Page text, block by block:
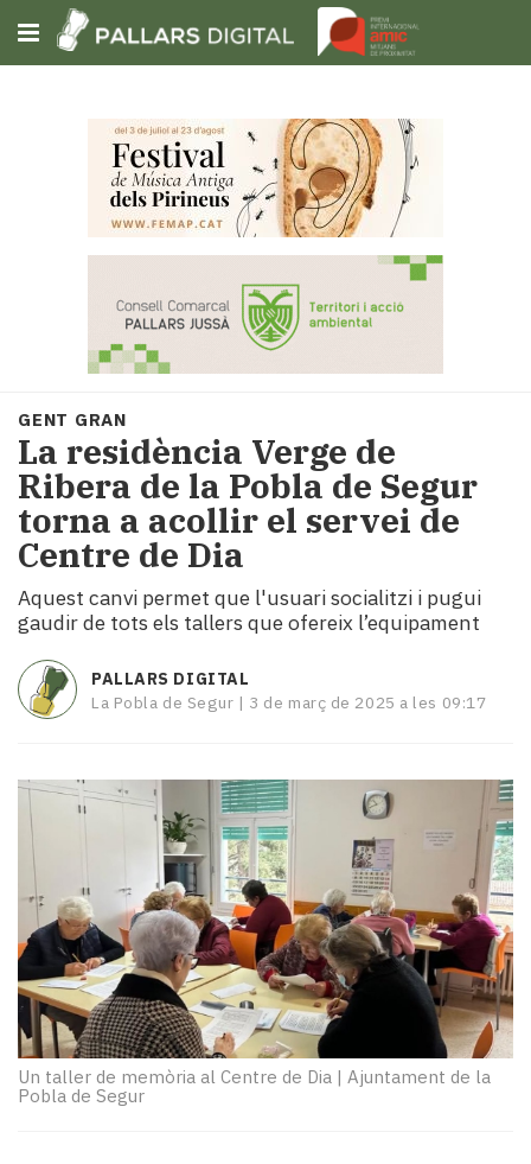
Subscriu-t'hi
Portada
Societat
Política
i
municipis
Economia
i
Cultura
Esports
Mai
tant!
TV
El
temps
Entrevistes
Enquestes
A
escena!
Dis
la
teva!
Subscriptors
La
GENT GRAN
La residència Verge de
Ribera de la Pobla de Segur
torna a acollir el servei de
Centre de Dia
Aquest canvi permet que l'usuari socialitzi i pugui
gaudir de tots els tallers que ofereix l’equipament
PALLARS DIGITAL
La Pobla de Segur | 3 de març de 2025 a les 09:17
Un taller de memòria al Centre de Dia | Ajuntament de la
Pobla de Segur